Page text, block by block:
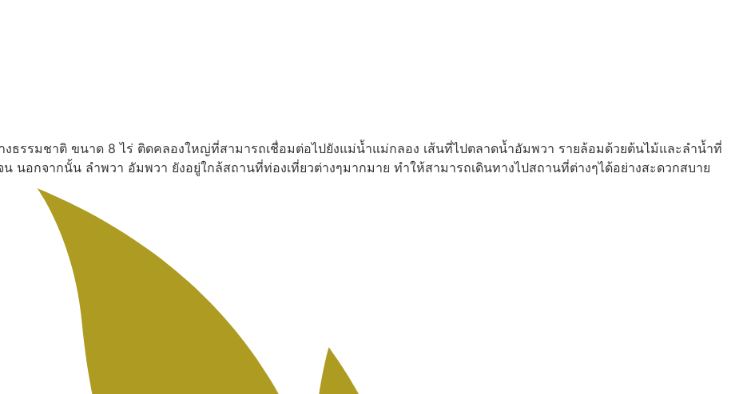
ธรรมชาติ ขนาด 8 ไร่ ติดคลองใหญ่ที่สามารถเชื่อมต่อไปยังแม่น้ำแม่กลอง เส้นที่ไปตลาดน้ำอัมพวา รายล้อมด้วยต้นไม้และลำน้ำที่
นอกจากนั้น ลำพวา อัมพวา ยังอยู่ใกล้สถานที่ท่องเที่ยวต่างๆมากมาย ทำให้สามารถเดินทางไปสถานที่ต่างๆได้อย่างสะดวกสบาย